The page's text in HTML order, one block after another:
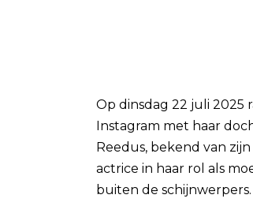
Op dinsdag 22 juli 2025
Instagram met haar
Reedus, bekend van
actrice in haar rol als
buiten de schijnwerpers.